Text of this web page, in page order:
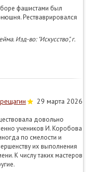
фашистами был
Рестваврировался
Изд-во: "Искусство", г.
29 марта 2026
довольно
учеников И. Коробова
по смелости и
их выполнения
К числу таких мастеров